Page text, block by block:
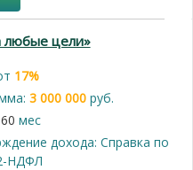
любые цели»
17%
3 000 000руб.
60 мес
дохода: Справка по
НДФЛ